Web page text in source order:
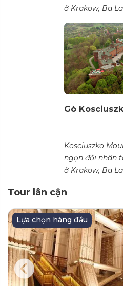
ở Krakow, Ba
Gò
Kosciuszko
ngọn đồi nhân
ở Krakow, Ba
Tour lân cận
Lựa chọn hàng đầu